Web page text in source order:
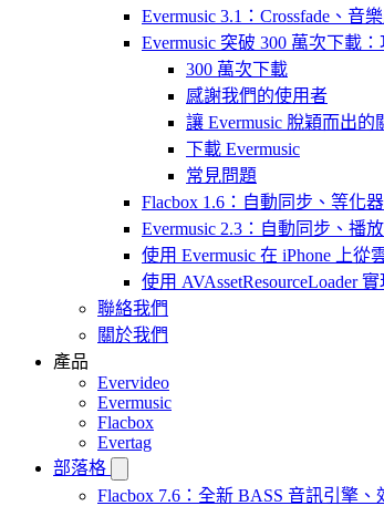
Evermusic 3.1：Crossfade、音
Evermusic 突破 300 萬次下載
300 萬次下載
感謝我們的使用者
讓 Evermusic 脫穎而出的
下載 Evermusic
常見問題
Flacbox 1.6：自動同步、等化
Evermusic 2.3：自動同步、播
使用 Evermusic 在 iPhone 上從
使用 AVAssetResourceLoader
聯絡我們
關於我們
產品
Evervideo
Evermusic
Flacbox
Evertag
部落格
Flacbox 7.6：全新 BASS 音訊引擎